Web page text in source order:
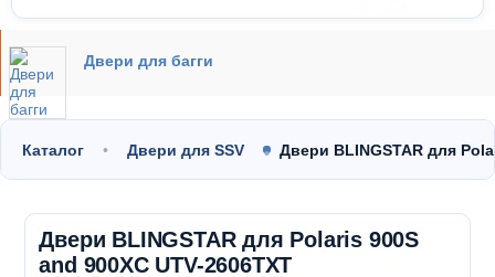
Двери для багги
Каталог Двери для SSV Двери BLINGSTAR для
Двери BLINGSTAR для Polaris 900S
and 900XC UTV-2606TXT